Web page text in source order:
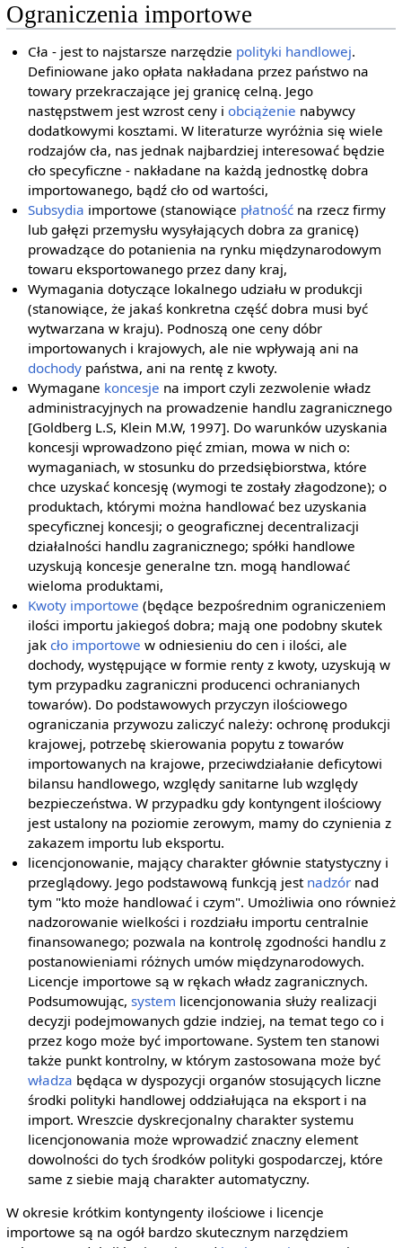
Ograniczenia importowe
Cła - jest to najstarsze narzędzie polityki handlowej.
Definiowane jako opłata nakładana przez państwo na
towary przekraczające jej granicę celną. Jego
następstwem jest wzrost ceny iobciążenie nabywcy
dodatkowymi kosztami. W literaturze wyróżnia się wiele
rodzajów cła, nas jednak najbardziej interesować będzie
cło specyficzne - nakładane na każdą jednostkę dobra
importowanego, bądź cło od wartości,
Subsydia importowe (stanowiące płatność na rzecz firmy
lub gałęzi przemysłu wysyłających dobra za granicę)
prowadzące do potanienia na rynku międzynarodowym
towaru eksportowanego przez dany kraj,
Wymagania dotyczące lokalnego udziału w produkcji
(stanowiące, że jakaś konkretna część dobra musi być
wytwarzana w kraju). Podnoszą one ceny dóbr
importowanych i krajowych, ale nie wpływają ani na
dochody państwa, ani na rentę z kwoty.
Wymagane koncesje na import czyli zezwolenie władz
administracyjnych na prowadzenie handlu zagranicznego
[Goldberg L.S, Klein M.W, 1997]. Do warunków uzyskania
koncesji wprowadzono pięć zmian, mowa w nich o:
wymaganiach, w stosunku do przedsiębiorstwa, które
chce uzyskać koncesję (wymogi te zostały złagodzone); o
produktach, którymi można handlować bez uzyskania
specyficznej koncesji; o geograficznej decentralizacji
działalności handlu zagranicznego; spółki handlowe
uzyskują koncesje generalne tzn. mogą handlować
wieloma produktami,
Kwoty importowe (będące bezpośrednim ograniczeniem
ilości importu jakiegoś dobra; mają one podobny skutek
jakcło importowe w odniesieniu do cen i ilości, ale
dochody, występujące w formie renty z kwoty, uzyskują w
tym przypadku zagraniczni producenci ochranianych
towarów). Do podstawowych przyczyn ilościowego
ograniczania przywozu zaliczyć należy: ochronę produkcji
krajowej, potrzebę skierowania popytu z towarów
importowanych na krajowe, przeciwdziałanie deficytowi
bilansu handlowego, względy sanitarne lub względy
bezpieczeństwa. W przypadku gdy kontyngent ilościowy
jest ustalony na poziomie zerowym, mamy do czynienia z
zakazem importu lub eksportu.
licencjonowanie, mający charakter głównie statystyczny i
przeglądowy. Jego podstawową funkcją jest nadzór nad
tym "kto może handlować i czym". Umożliwia ono również
nadzorowanie wielkości i rozdziału importu centralnie
finansowanego; pozwala na kontrolę zgodności handlu z
postanowieniami różnych umów międzynarodowych.
Licencje importowe są w rękach władz zagranicznych.
Podsumowując,system licencjonowania służy realizacji
decyzji podejmowanych gdzie indziej, na temat tego co i
przez kogo może być importowane. System ten stanowi
także punkt kontrolny, w którym zastosowana może być
władza będąca w dyspozycji organów stosujących liczne
środki polityki handlowej oddziałująca na eksport i na
import. Wreszcie dyskrecjonalny charakter systemu
licencjonowania może wprowadzić znaczny element
dowolności do tych środków polityki gospodarczej, które
same z siebie mają charakter automatyczny.
W okresie krótkim kontyngenty ilościowe i licencje
importowe są na ogół bardzo skutecznym narzędziem